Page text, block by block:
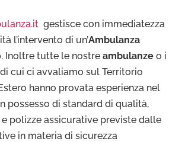
gestisce con immediatezza
l’intervento di un’Ambulanza
. Inoltre tutte le nostre ambulanze o i
cui ci avvaliamo sul Territorio
hanno provata esperienza nel
possesso di standard di qualità,
polizze assicurative previste dalle
in materia di sicurezza